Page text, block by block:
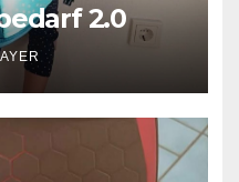
2.0